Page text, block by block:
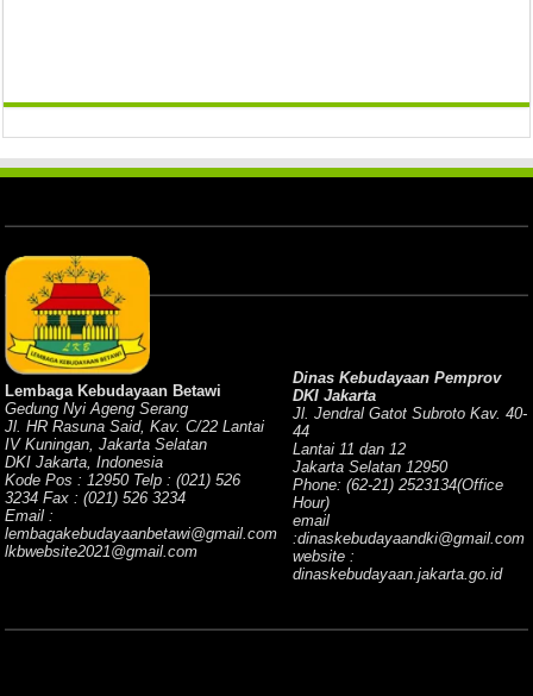
Lembaga Kebudayaan Betawi
Gedung Nyi Ageng Serang
Jl. HR Rasuna Said, Kav. C/22 Lantai
IV Kuningan, Jakarta Selatan
DKI Jakarta, Indonesia
Kode Pos : 12950 Telp : (021) 526
3234 Fax : (021) 526 3234
Email :
lembagakebudayaanbetawi@gmail.com
lkbwebsite2021@gmail.com
Dinas Kebudayaan Pemprov
DKI Jakarta
Jl. Jendral Gatot Subroto Kav. 40-
44
Lantai 11 dan 12
Jakarta Selatan 12950
Phone: (62-21) 2523134(Office
Hour)
email
:dinaskebudayaandki@gmail.com
website :
dinaskebudayaan.jakarta.go.id